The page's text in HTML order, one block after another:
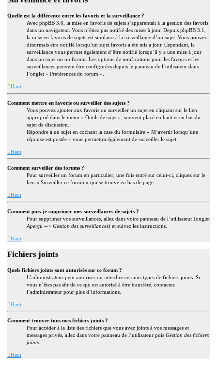
Quelle est la différence entre les favoris et la surveillance ?
Avec phpBB 3.0, la mise en favoris de sujets s’apparentait à la gestion des favoris
dans un navigateur. Vous n’étiez pas notifié des mises à jour. Depuis phpBB 3.1,
la mise en favoris de sujets est similaire à la surveillance d’un sujet. Vous pouvez
désormais être notifié lorsqu’un sujet favoris a été mis à jour. Cependant, la
surveillance vous permet également d’être notifié lorsqu’il y a une mise à jour
dans un sujet ou un forum. Les options de notifications pour les favoris et les
surveillances peuvent être configurées depuis le panneau de l’utilisateur dans
l’onglet « Préférences du forum ».
Haut
Comment mettre en favoris ou surveiller des sujets ?
Vous pouvez ajouter aux favoris ou surveiller un sujet en cliquant sur le lien
approprié dans le menu « Outils de sujet », souvent placé en haut et en bas du
sujet de discussion.
Répondre à un sujet en cochant la case du formulaire « M’avertir lorsqu’une
réponse est postée » vous permettra également de surveiller le sujet.
Haut
Comment surveiller des forums ?
Pour surveiller un forum en particulier, une fois entré sur celui-ci, cliquez sur le
lien « Surveiller ce forum » qui se trouve en bas de page.
Haut
Comment puis-je supprimer mes surveillances de sujets ?
Pour supprimer vos surveillances, allez dans votre panneau de l’utilisateur (onglet
Aperçu --> Gestion des surveillances) et suivez les instructions.
Haut
Fichiers joints
Quels fichiers joints sont autorisés sur ce forum ?
L’administrateur peut autoriser ou interdire certains types de fichiers joints. Si
vous n’êtes pas sûr de ce qui est autorisé à être transféré, contactez
l’administrateur pour plus d’informations.
Haut
Comment trouver tous mes fichiers joints ?
Pour accéder à la liste des fichiers que vous avez joints à vos messages et
messages privés, allez dans votre panneau de l’utilisateur puis Gestion des fichiers
joints.
Haut